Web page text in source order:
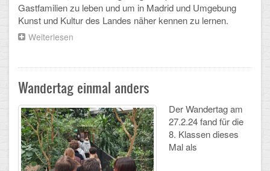
Elternchor
Schulzeitung: Der Gottfried
FÄCHER
Deutsch und Fremdsprachen
Ethik, Philosophie und Religion
Gastfamilien zu leben und um in Madrid und Umgebung
Kunst und Kultur des Landes näher kennen zu lernen.
Weiterlesen
dem
Schadow-
Gymnasium
und
dem
IES
Tirso
de
Molina
Wandertag einmal anders
​​​​​​​Der Wandertag am
27.2.24 fand für die
8. Klassen dieses
Mal als